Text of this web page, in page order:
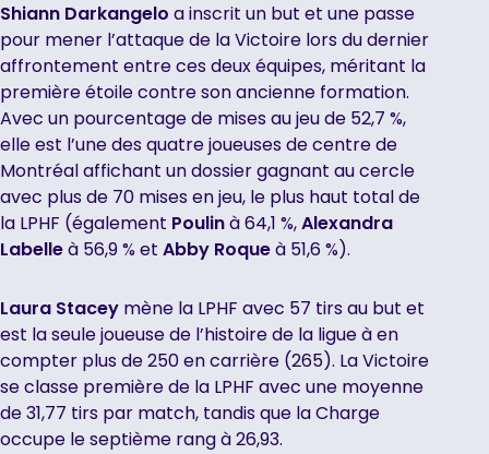
Shiann Darkangelo a inscrit un but et une passe
pour mener l’attaque de la Victoire lors du dernier
affrontement entre ces deux équipes, méritant la
première étoile contre son ancienne formation.
Avec un pourcentage de mises au jeu de 52,7 %,
elle est l’une des quatre joueuses de centre de
Montréal affichant un dossier gagnant au cercle
avec plus de 70 mises en jeu, le plus haut total de
la LPHF (également Poulinà 64,1 %,Alexandra
Labelleà 56,9 % et Abby Roqueà 51,6 %).
Laura Stacey mène la LPHF avec 57 tirs au but et
est la seule joueuse de l’histoire de la ligue à en
compter plus de 250 en carrière (265). La Victoire
se classe première de la LPHF avec une moyenne
de 31,77 tirs par match, tandis que la Charge
occupe le septième rang à 26,93.